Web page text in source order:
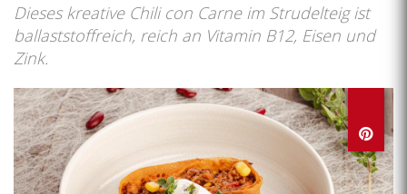
Dieses kreative Chili con Carne im Strudelteig ist
ballaststoffreich, reich an Vitamin B12, Eisen und
Zink.